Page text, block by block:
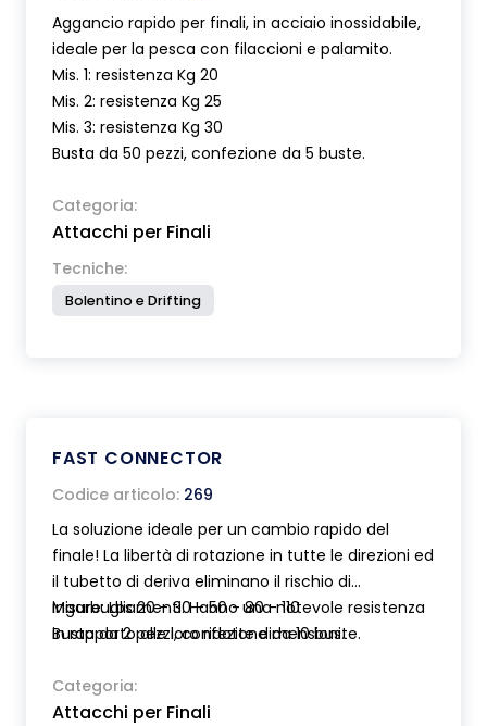
Aggancio rapido per finali, in acciaio inossidabile,
ideale per la pesca con filaccioni e palamito.
Mis. 1: resistenza Kg 20
Mis. 2: resistenza Kg 25
Mis. 3: resistenza Kg 30
Busta da 50 pezzi, confezione da 5 buste.
Categoria:
Attacchi per Finali
Tecniche:
Bolentino e Drifting
FAST CONNECTOR
Codice articolo: 269
La soluzione ideale per un cambio rapido del
finale! La libertà di rotazione in tutte le direzioni ed
il tubetto di deriva eliminano il rischio di
ingarbugliamenti. Hanno una notevole resistenza
in rapporto alle loro ridotte dimensioni.
Misure: Lbs 20 - 30 - 50 - 80 - 110
Busta da 2 pezzi, confezione da 10 buste.
Categoria:
Attacchi per Finali